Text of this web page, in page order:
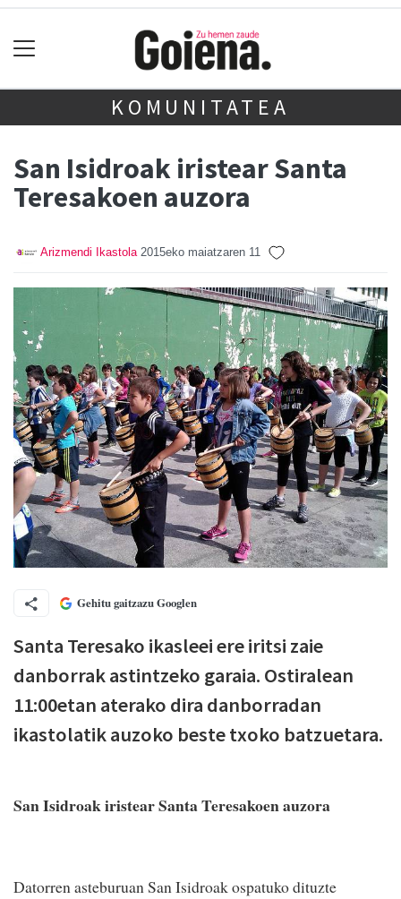
KOMUNITATEA
San Isidroak iristear Santa
Teresakoen auzora
Arizmendi Ikastola 2015eko maiatzaren 11
Gehitu gaitzazu Googlen
Santa Teresako ikasleei ere iritsi zaie
danborrak astintzeko garaia. Ostiralean
11:00etan aterako dira danborradan
ikastolatik auzoko beste txoko batzuetara.
San Isidroak iristear Santa Teresakoen auzora
Datorren asteburuan San Isidroak ospatuko dituzte